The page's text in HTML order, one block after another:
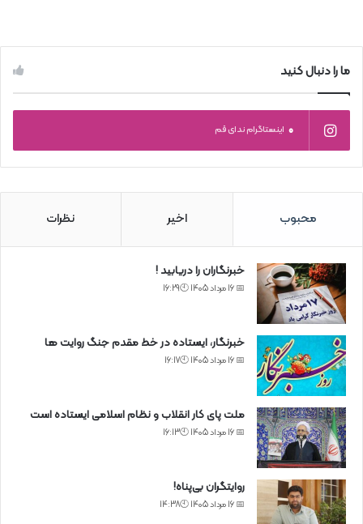
ما را دنبال کنید
0 اینستاگرام ندای قم
محبوب اخیر نظرات
خبرنگاران را دریابید !
📅 16 مرداد 1405 🕙16:29
خبرنگار، ایستاده در خط مقدم جنگ روایت ها
📅 16 مرداد 1405 🕙16:17
ملت پای کار انقلاب و نظام اسلامی ایستاده است
📅 16 مرداد 1405 🕙16:13
روایتگران بی‌پناه!
📅 16 مرداد 1405 🕙14:38